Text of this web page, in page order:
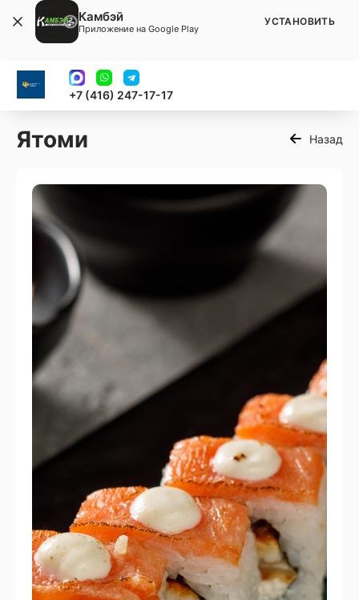
+7 (416) 247-17-17
Ятоми Назад
Камбэй
Приложение на Google Play
УСТАНОВИТЬ